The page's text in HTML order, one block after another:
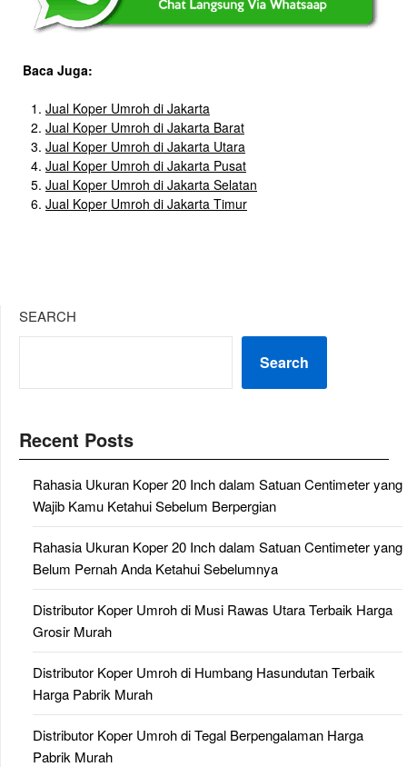
Baca Juga:
Jual Koper Umroh di Jakarta
Jual Koper Umroh di Jakarta Barat
Jual Koper Umroh di Jakarta Utara
Jual Koper Umroh di Jakarta Pusat
Jual Koper Umroh di Jakarta Selatan
Jual Koper Umroh di Jakarta Timur
SEARCH
Search
Recent Posts
Rahasia Ukuran Koper 20 Inch dalam Satuan Centimeter yang
Wajib Kamu Ketahui Sebelum Berpergian
Rahasia Ukuran Koper 20 Inch dalam Satuan Centimeter yang
Belum Pernah Anda Ketahui Sebelumnya
Distributor Koper Umroh di Musi Rawas Utara Terbaik Harga
Grosir Murah
Distributor Koper Umroh di Humbang Hasundutan Terbaik
Harga Pabrik Murah
Distributor Koper Umroh di Tegal Berpengalaman Harga
Pabrik Murah